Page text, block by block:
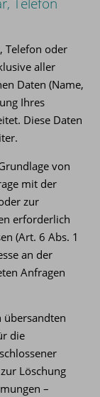
Telefon oder
aller
Daten (Name,
Ihres
Diese Daten
von
mit der
zur
erforderlich
(Art. 6 Abs. 1
an der
Anfragen
übersandten
die
Löschung
–